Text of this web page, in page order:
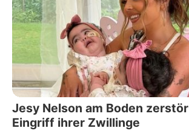
Jesy Nelson am Boden
Eingriff ihrer Zwillinge